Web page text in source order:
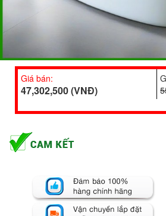
Giá bán:
47,302,500 (VNĐ)